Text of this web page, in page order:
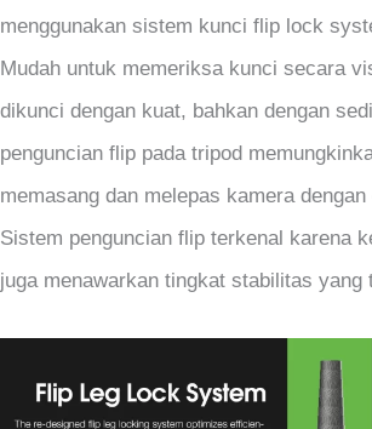
menggunakan sistem kunci flip lock
Mudah untuk memeriksa kunci secara
dikunci dengan kuat, bahkan dengan
penguncian flip pada tripod
memasang dan melepas kamera
Sistem penguncian flip terkenal karena
juga menawarkan tingkat stabilitas yang